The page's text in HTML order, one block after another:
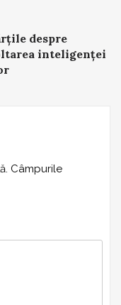
despre
inteligenței
Câmpurile